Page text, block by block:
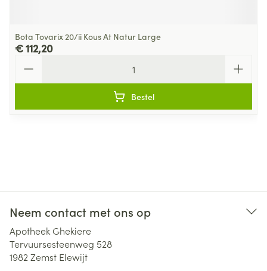
Bota Tovarix 20/ii Kous At Natur Large
€ 112,20
Bestel
Neem contact met ons op
Apotheek Ghekiere
Tervuursesteenweg 528
1982 Zemst Elewijt